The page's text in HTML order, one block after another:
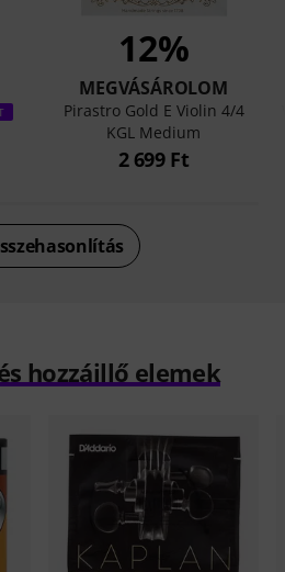
12%
MEGVÁSÁROLOM
Pirastro Gold E Violin 4/4
KGL Medium
2 699 Ft
hozzáillő elemek